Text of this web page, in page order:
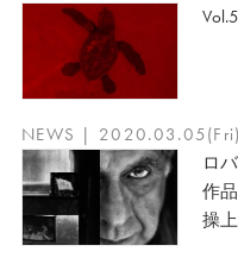
NEWS | 2020.03.05(Fri)
ロ
作品
操